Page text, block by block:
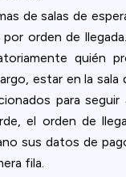
de salas de
orden de
quién
estar en la
para
el orden de
sus datos de
fila.